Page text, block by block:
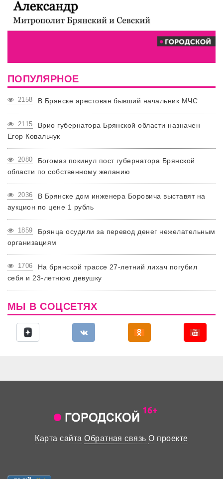
ПОПУЛЯРНОЕ
2158 В Брянске арестован бывший начальник МЧС
2115
Врио губернатора Брянской области назначен
Егор Ковальчук
2080
Богомаз покинул пост губернатора Брянской
области по собственному желанию
2036
В Брянске дом инженера Боровича выставят на
аукцион по цене 1 рубль
1859
Брянца осудили за перевод денег нежелательным
организациям
1706
На брянской трассе 27-летний лихач погубил
себя и 23-летнюю девушку
МЫ В СОЦСЕТЯХ
Карта сайта Обратная связь О проекте